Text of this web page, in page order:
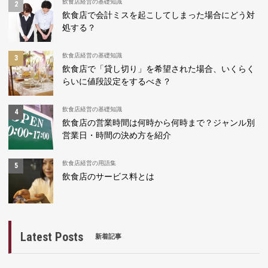
飲食店経営の基礎知識
飲食店で会計ミスを起こしてしまった場合にどう対
処する？
飲食店経営の基礎知識
飲食店で「貸し切り」を希望された場合、いくらく
らいに値段設定をするべき？
飲食店経営の基礎知識
飲食店の営業時間は何時から何時まで？ジャンル別
営業日・時間の決め方を紹介
飲食店経営の用語集
飲食店のサービス料とは
Latest Posts 新着記事